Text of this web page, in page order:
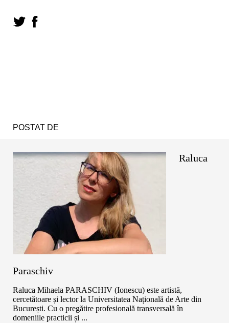
POSTAT DE
Raluca
Paraschiv
Raluca Mihaela PARASCHIV (Ionescu) este artistă,
cercetătoare și lector la Universitatea Națională de Arte din
București. Cu o pregătire profesională transversală în
domeniile practicii și ...